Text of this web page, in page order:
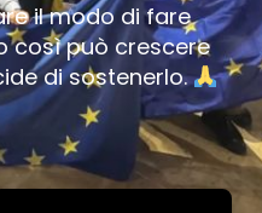
il modo di fare
così può crescere
di sostenerlo.